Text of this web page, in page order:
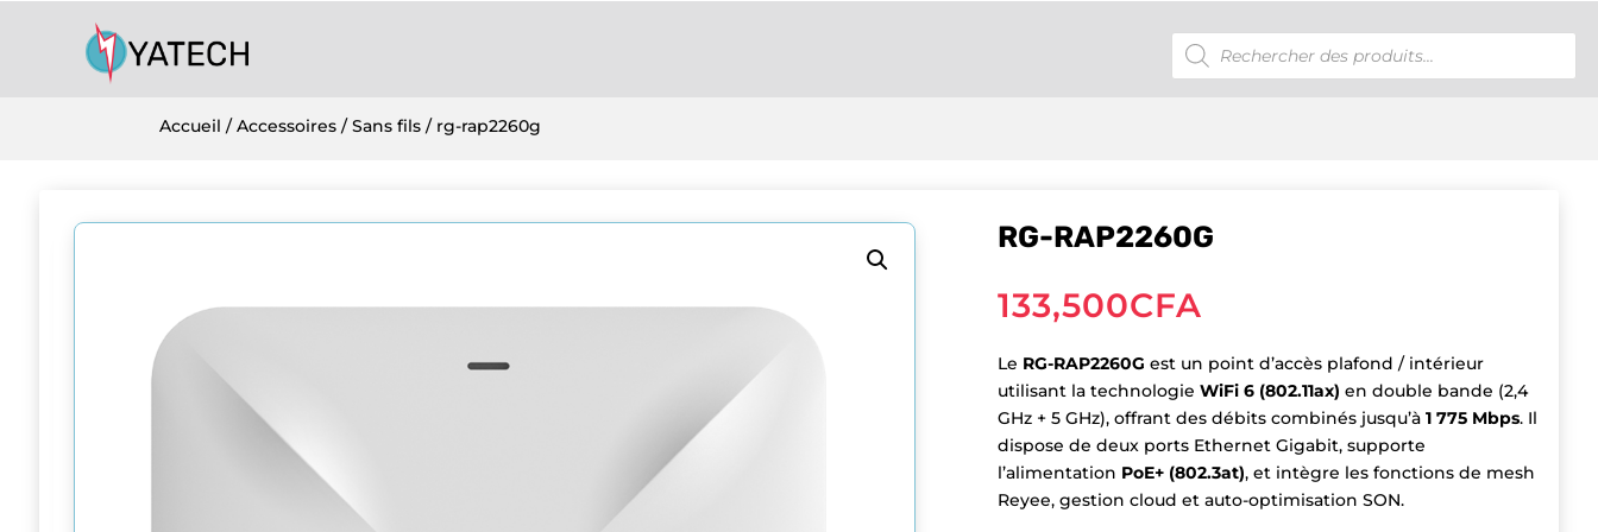
Recherche
de
produits
Accueil /Accessoires /Sans fils / rg-rap2260g
RG-RAP2260G
133,500CFA
Le RG-RAP2260G est un point d’accès plafond / intérieur
utilisant la technologie WiFi 6 (802.11ax) en double bande (2,4
GHz + 5 GHz), offrant des débits combinés jusqu’à 1 775 Mbps. Il
dispose de deux ports Ethernet Gigabit, supporte
l’alimentation PoE+ (802.3at), et intègre les fonctions de mesh
Reyee, gestion cloud et auto-optimisation SON.